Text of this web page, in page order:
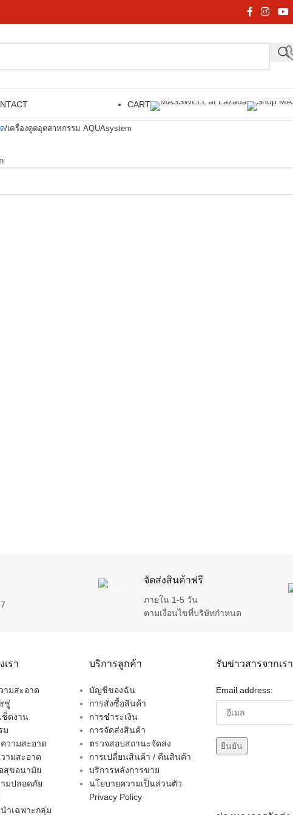
CART
เครื่องดูดอุตสาหกรรม AQUAsystem
จัดส่งสินค้าฟรี
ภายใน 1-5 วัน
ตามเงื่อนไขที่บริษัทกำหนด
รา
ามสะอาด
ชู่
ดงาน
ม
วามสะอาด
ามสะอาด
สุขอนามัย
มปลอดภัย
ำเฉพาะกลุ่ม
บริการลูกค้า
บัญชีของฉัน
การสั่งซื้อสินค้า
การชำระเงิน
การจัดส่งสินค้า
ตรวจสอบสถานะจัดส่ง
การเปลี่ยนสินค้า / คืนสินค้า
บริการหลังการขาย
นโยบายความเป็นส่วนตัว
Privacy Policy
รับข่าวสารจากเรา
Email address: